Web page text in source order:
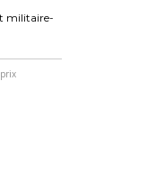
militaire-